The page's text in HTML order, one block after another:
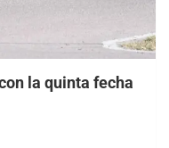
la quinta fecha